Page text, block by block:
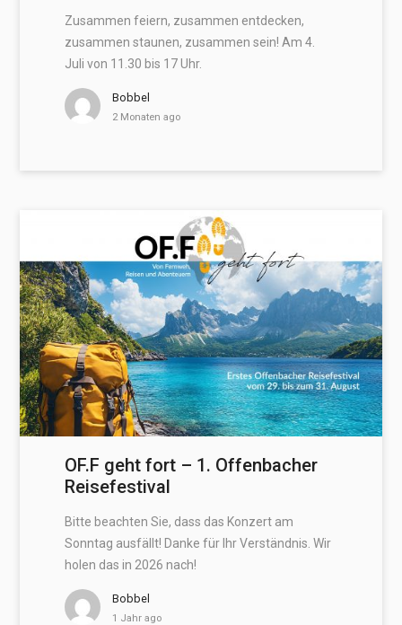
Zusammen feiern, zusammen entdecken,
zusammen staunen, zusammen sein! Am 4.
Juli von 11.30 bis 17 Uhr.
Bobbel
2 Monaten ago
OF.F geht fort – 1. Offenbacher
Reisefestival
Bitte beachten Sie, dass das Konzert am
Sonntag ausfällt! Danke für Ihr Verständnis. Wir
holen das in 2026 nach!
Bobbel
1 Jahr ago